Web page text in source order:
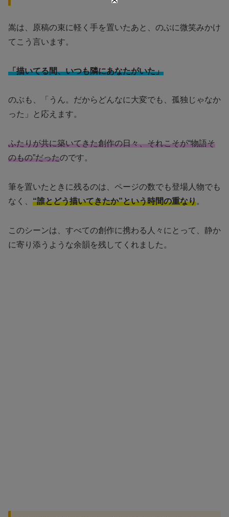
嵩は、原稿の束に軽く手を置いたあと、のぶに微笑みかけ
てこう言います。
「描いてる間、いつも隣にあなたがいた」
のぶも、「うん。だからどんなに大変でも、孤独じゃなか
った」と応えます。
ふたりが共に築いてきた創作の日々、それこそが“物語そ
のもの”だったのです。
筆を置いたときに残るのは、ページの数でも登場人物でも
なく、 “誰とどう描いてきたか”という時間の重なり。
このシーンは、すべての創作に携わる人々にとって、静か
に寄り添うような余韻を残してくれました。